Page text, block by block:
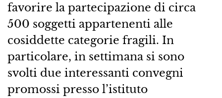
favorire la partecipazione di circa
500 soggetti appartenenti alle
cosiddette categorie fragili. In
particolare, in settimana si sono
svolti due interessanti convegni
promossi presso l’istituto